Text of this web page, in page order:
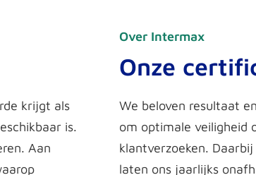
krijgt als
is.
Aan
Over Intermax
Onze
We beloven resultaat
om optimale veiligheid
klantverzoeken.
laten ons jaarlijks